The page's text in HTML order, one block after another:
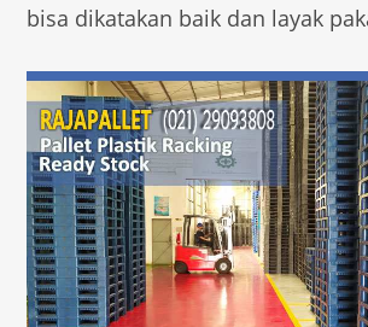
bisa dikatakan baik dan layak